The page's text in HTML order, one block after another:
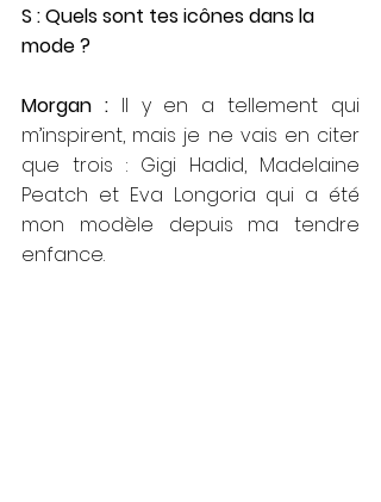
S : Quels sont tes icônes dans la
mode ?
Morgan : Il y en a tellement qui
m’inspirent, mais je ne vais en citer
que trois : Gigi Hadid, Madelaine
Peatch et Eva Longoria qui a été
mon modèle depuis ma tendre
enfance.